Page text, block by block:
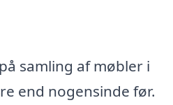
samling af møbler i
end nogensinde før.